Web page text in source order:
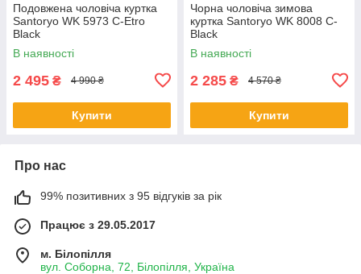
Подовжена чоловіча куртка
Santoryo WK 5973 C-Etro
Black
В наявності
2 495 ₴ 4 990 ₴
Купити
Чорна чоловіча зимова
куртка Santoryo WK 8008 C-
Black
В наявності
2 285 ₴ 4 570 ₴
Купити
Про нас
99% позитивних з 95 відгуків за рік
Працює з 29.05.2017
м. Білопілля
вул. Соборна, 72, Білопілля, Україна